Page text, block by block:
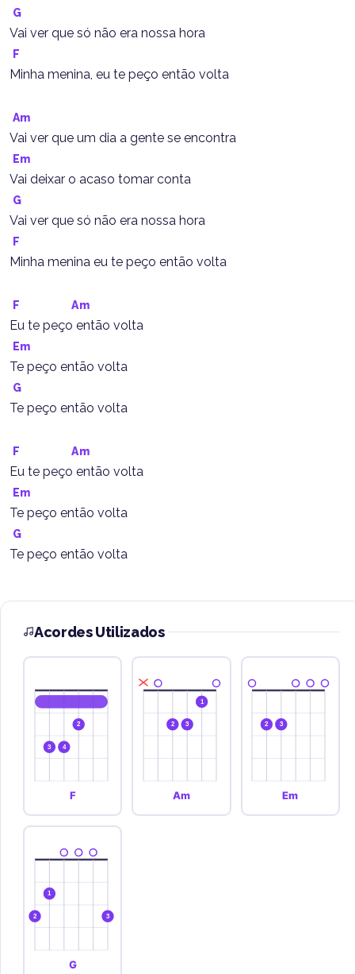
G
Vai ver que só não era nossa hora
F
Minha menina, eu te peço então volta
Am
Vai ver que um dia a gente se encontra
Em
Vai deixar o acaso tomar conta
G
Vai ver que só não era nossa hora
F
Minha menina eu te peço então volta
F Am
Eu te peço então volta
Em
Te peço então volta
G
Te peço então volta
F Am
Eu te peço então volta
Em
Te peço então volta
G
Te peço então volta
Acordes Utilizados
3 4
2
F
2 3
1
Am
2 3
Em
2
1
3
G